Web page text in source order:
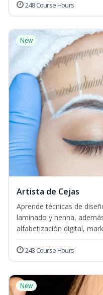
248 Course Hours
New
Artista de Cejas
Aprende técnicas de
laminado y henna,
alfabetización digital,
243 Course Hours
New